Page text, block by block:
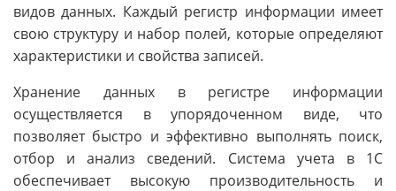
видов данных. Каждый регистр информации имеет
свою структуру и набор полей, которые определяют
характеристики и свойства записей.
Хранение данных в регистре информации
осуществляется в упорядоченном виде, что
позволяет быстро и эффективно выполнять поиск,
отбор и анализ сведений. Система учета в 1С
обеспечивает высокую производительность и